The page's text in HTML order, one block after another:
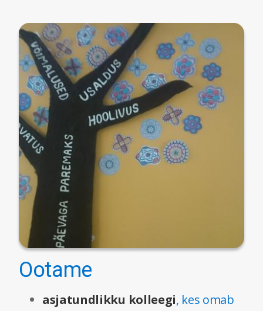
Ootame
asjatundlikku kolleegi, kes omab